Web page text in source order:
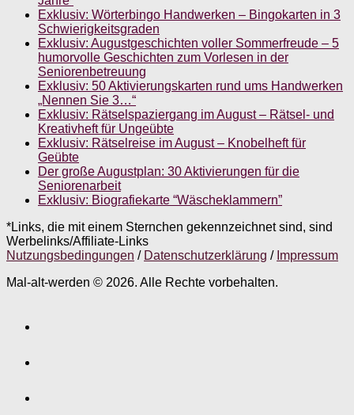
Exklusiv: Wörterbingo Handwerken – Bingokarten in 3
Schwierigkeitsgraden
Exklusiv: Augustgeschichten voller Sommerfreude – 5
humorvolle Geschichten zum Vorlesen in der
Seniorenbetreuung
Exklusiv: 50 Aktivierungskarten rund ums Handwerken
„Nennen Sie 3…“
Exklusiv: Rätselspaziergang im August – Rätsel- und
Kreativheft für Ungeübte
Exklusiv: Rätselreise im August – Knobelheft für
Geübte
Der große Augustplan: 30 Aktivierungen für die
Seniorenarbeit
Exklusiv: Biografiekarte “Wäscheklammern”
*Links, die mit einem Sternchen gekennzeichnet sind, sind
Werbelinks/Affiliate-Links
Nutzungsbedingungen / Datenschutzerklärung / Impressum
Mal-alt-werden © 2026. Alle Rechte vorbehalten.